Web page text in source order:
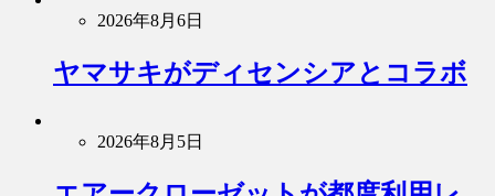
2026年8月6日
ヤマサキがディセンシアとコラボ
2026年8月5日